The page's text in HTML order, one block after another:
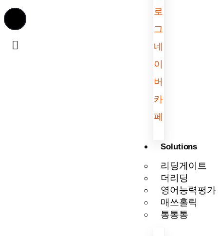
로
그
네
이
버
카
페
Solutions
리딩게이트
더리딩
영어능력평가
매쓰홀릭
통통통